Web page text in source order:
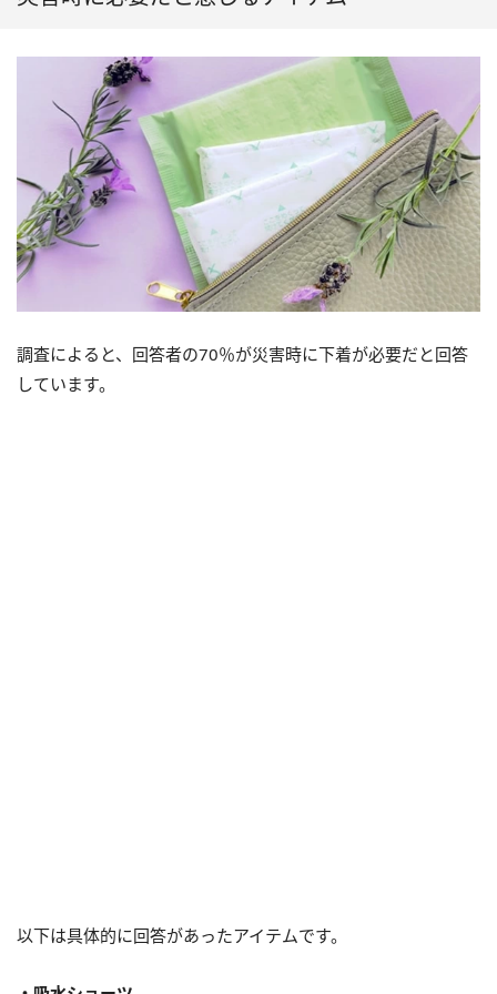
調査によると、回答者の70％が災害時に下着が必要だと回答
しています。
以下は具体的に回答があったアイテムです。